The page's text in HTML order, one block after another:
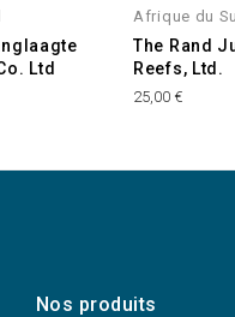
Ltd
Afrique du
The Rand
Reefs, Ltd.
25,00 €
Nos produits